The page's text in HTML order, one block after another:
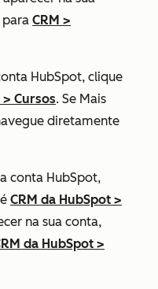
CRM >
HubSpot, clique
> Cursos. Se Mais
diretamente
conta HubSpot,
CRM da HubSpot >
na sua conta,
da HubSpot >